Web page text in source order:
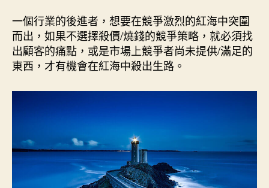
者
佈
日
期
一個行業的後進者，想要在競爭激烈的紅海中突圍
而出，如果不選擇殺價/燒錢的競爭策略，就必須找
出顧客的痛點，或是市場上競爭者尚未提供/滿足的
東西，才有機會在紅海中殺出生路。